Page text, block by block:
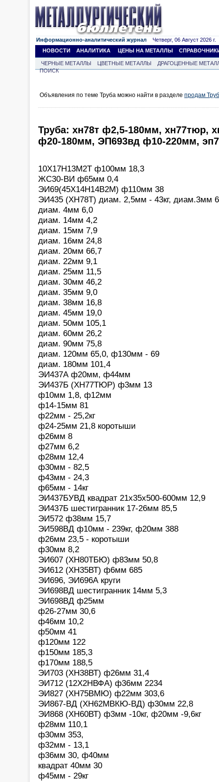
Информационно-аналитический журнал Четверг, 06 Август 2026 г.
НОВОСТИ
АНАЛИТИКА ЦЕНЫ НА МЕТАЛЛЫ
ЧЕРНЫЕ МЕТАЛЛЫ ЦВЕТНЫЕ МЕТАЛЛЫ
ДРАГОЦЕННЫЕ
ПОИСК
Объявления по теме Труба можно найти в разделе продам
Труба: хн78т ф2,5-180мм, хн77тюр,
ф20-180мм, ЭП693вд ф10-220мм,
10Х17Н13М2Т ф100мм 18,3
ЖС30-ВИ ф65мм 0,4
ЭИ69(45Х14Н14В2М) ф110мм 38
ЭИ435 (ХН78Т) диам. 2,5мм - 43кг, диам.3мм
диам. 4мм 6,0
диам. 14мм 4,2
диам. 15мм 7,9
диам. 16мм 24,8
диам. 20мм 66,7
диам. 22мм 9,1
диам. 25мм 11,5
диам. 30мм 46,2
диам. 35мм 9,0
диам. 38мм 16,8
диам. 45мм 19,0
диам. 50мм 105,1
диам. 60мм 26,2
диам. 90мм 75,8
диам. 120мм 65,0, ф130мм - 69
диам. 180мм 101,4
ЭИ437А ф20мм, ф44мм
ЭИ437Б (ХН77ТЮР) ф3мм 13
ф10мм 1,8, ф12мм
ф14-15мм 81
ф22мм - 25,2кг
ф24-25мм 21,8 коротыши
ф26мм 8
ф27мм 6,2
ф28мм 12,4
ф30мм - 82,5
ф43мм - 24,3
ф65мм - 14кг
ЭИ437БУВД квадрат 21х35х500-600мм 12,9
ЭИ437Б шестигранник 17-26мм 85,5
ЭИ572 ф38мм 15,7
ЭИ598ВД ф10мм - 239кг, ф20мм 388
ф26мм 23,5 - коротыши
ф30мм 8,2
ЭИ607 (ХН80ТБЮ) ф83мм 50,8
ЭИ612 (ХН35ВТ) ф6мм 685
ЭИ696, ЭИ696А круги
ЭИ698ВД шестигранник 14мм 5,3
ЭИ698ВД ф25мм
ф26-27мм 30,6
ф46мм 10,2
ф50мм 41
ф120мм 122
ф150мм 185,3
ф170мм 188,5
ЭИ703 (ХН38ВТ) ф26мм 31,4
ЭИ712 (12Х2НВФА) ф36мм 2234
ЭИ827 (ХН75ВМЮ) ф22мм 303,6
ЭИ867-ВД (ХН62МВКЮ-ВД) ф30мм 22,8
ЭИ868 (ХН60ВТ) ф3мм -10кг, ф20мм -9,6кг
ф28мм 110,1
ф30мм 353,
ф32мм - 13,1
ф36мм 30, ф40мм
квадрат 40мм 30
ф45мм - 29кг